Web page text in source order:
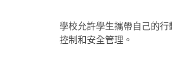
學校允許學生攜帶自己的
控制和安全管理。